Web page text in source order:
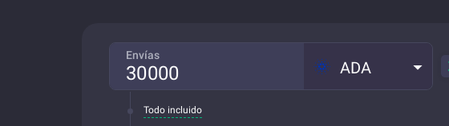
Envías
ADA
Todo incluido